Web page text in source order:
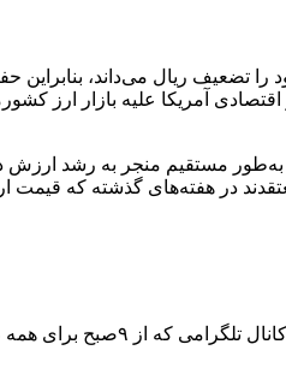
تضعیف ریال می‌داند،
آمریکا علیه بازار ارز
به‌طور مستقیم منجر به رشد ارزش
در هفته‌های گذشته که
در چنین شرایطی محمدرضا فرزین، رئیس‌کل بانک مرکزی نیز درباره ابعاد دیگری